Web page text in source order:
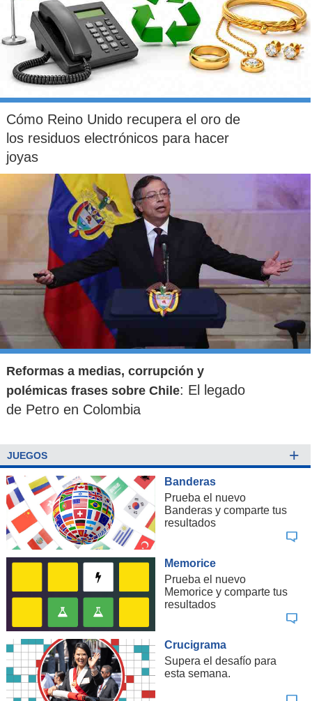
Cómo Reino Unido recupera el oro de
los residuos electrónicos para hacer
joyas
Reformas a medias, corrupción y
polémicas frases sobre Chile: El legado
de Petro en Colombia
JUEGOS +
Banderas
Prueba el nuevo
Banderas y comparte tus
resultados
Memorice
Prueba el nuevo
Memorice y comparte tus
resultados
Crucigrama
Supera el desafío para
esta semana.